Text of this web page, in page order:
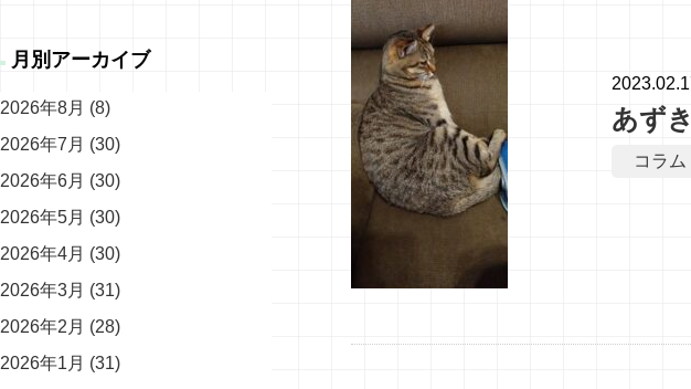
あず
コラム
月別アーカイブ
2026年8月 (8)
2026年7月 (30)
2026年6月 (30)
2026年5月 (30)
2026年4月 (30)
2026年3月 (31)
2026年2月 (28)
2026年1月 (31)